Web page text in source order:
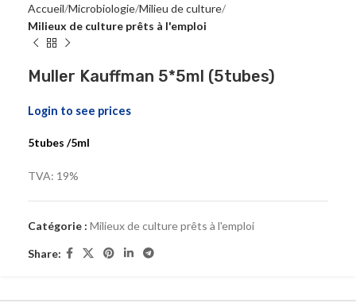
Accueil Microbiologie Milieu de culture
Milieux de culture prêts à l'emploi
Muller Kauffman 5*5ml (5tubes)
Login to see prices
5tubes /5ml
TVA: 19%
Catégorie : Milieux de culture prêts à l'emploi
Share: